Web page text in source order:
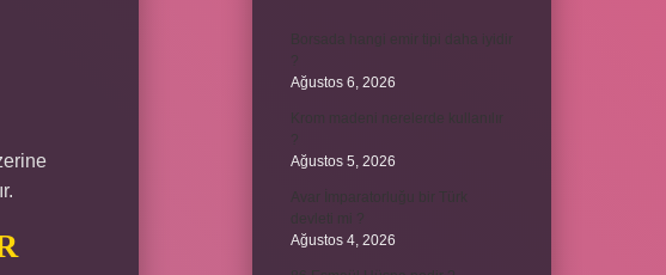
Borsada hangi emir tipi daha iyidir
Ağustos 6, 2026
Krom madeni nerelerde kullanılır
Ağustos 5, 2026
Avar İmparatorluğu bir Türk
Ağustos 4, 2026